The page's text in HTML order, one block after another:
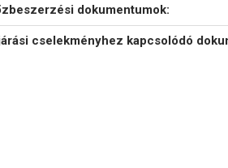
dokumentumok:
cselekményhez kapcsolódó